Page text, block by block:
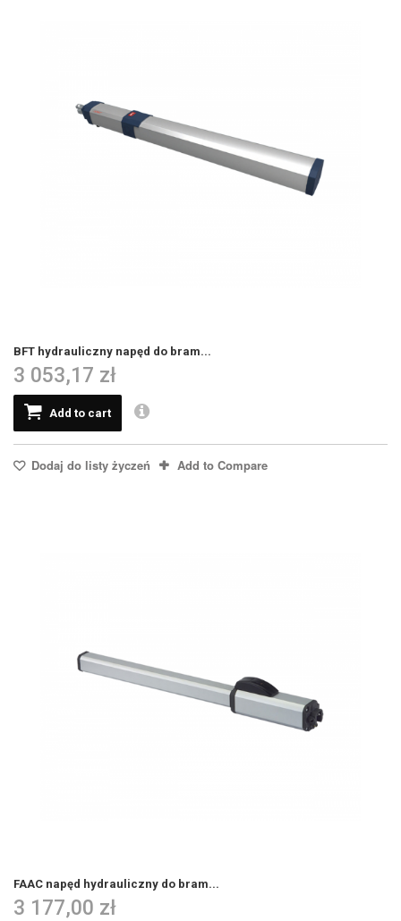
BFT hydrauliczny napęd do bram...
3 053,17 zł
Add to cart
Dodaj do listy życzeń Add to Compare
FAAC napęd hydrauliczny do bram...
3 177,00 zł